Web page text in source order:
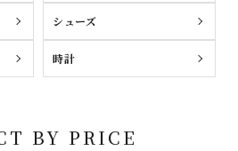
シューズ
時計
BY PRICE